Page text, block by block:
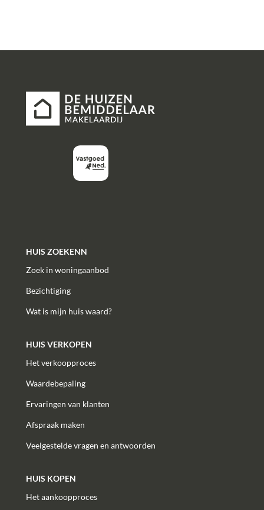
HUIS ZOEKENN
Zoek in woningaanbod
Bezichtiging
Wat is mijn huis waard?
HUIS VERKOPEN
Het verkoopproces
Waardebepaling
Ervaringen van klanten
Afspraak maken
Veelgestelde vragen en antwoorden
HUIS KOPEN
Het aankoopproces